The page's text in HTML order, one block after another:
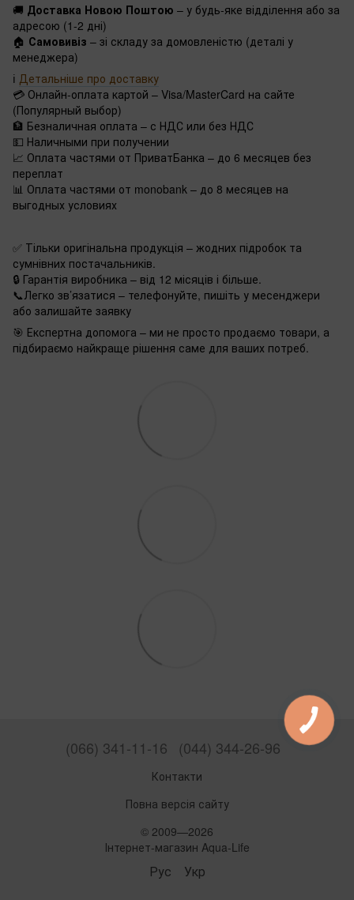
🚚 Доставка Новою Поштою – у будь-яке відділення або за
адресою (1-2 дні)
🏠 Самовивіз – зі складу за домовленістю (деталі у
менеджера)
ℹ️ Детальніше про доставку
💳 Онлайн-оплата картой – Visa/MasterCard на сайте
(Популярный выбор)
🏦 Безналичная оплата – с НДС или без НДС
💵 Наличными при получении
📈 Оплата частями от ПриватБанка – до 6 месяцев без
переплат
📊 Оплата частями от monobank – до 8 месяцев на
выгодных условиях
✅ Тільки оригінальна продукція – жодних підробок та
сумнівних постачальників.
🔒 Гарантія виробника – від 12 місяців і більше.
📞Легко зв’язатися – телефонуйте, пишіть у месенджери
або залишайте заявку
🎯 Експертна допомога – ми не просто продаємо товари, а
підбираємо найкраще рішення саме для ваших потреб.
(066) 341-11-16 (044) 344-26-96
Контакти
Повна версія сайту
© 2009—2026
Інтернет-магазин Aqua-Life
Рус Укр